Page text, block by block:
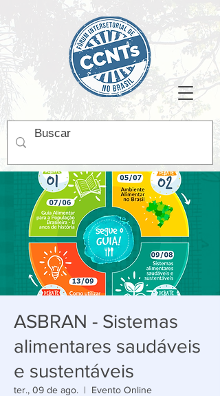
ASBRAN - Sistemas
alimentares saudáveis
e sustentáveis
ter., 09 de ago.
  |
Evento Online